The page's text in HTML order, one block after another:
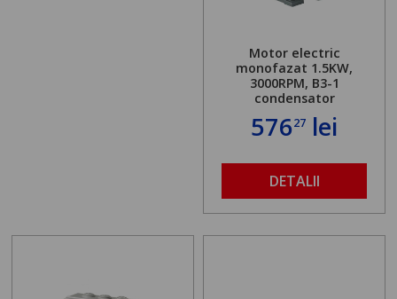
Motor electric
monofazat 1.5KW,
3000RPM, B3-1
condensator
57627 lei
DETALII